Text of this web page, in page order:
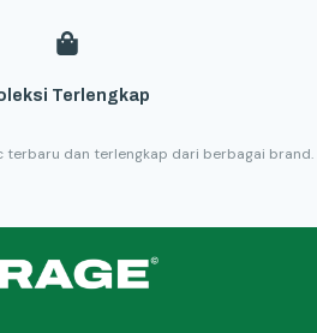
Terlengkap
terbaru dan terlengkap dari berbagai brand.